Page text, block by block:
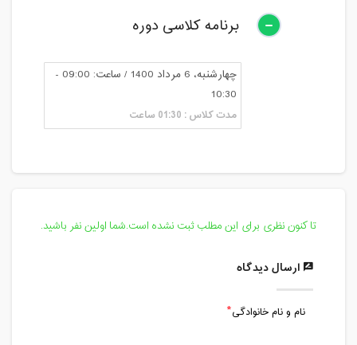
برنامه کلاسی دوره
چهارشنبه، 6 مرداد 1400 / ساعت: 09:00 -
10:30
مدت کلاس : 01:30 ساعت
تا کنون نظری برای این مطلب ثبت نشده است.شما اولین نفر باشید.
ارسال دیدگاه
نام و نام خانوادگی